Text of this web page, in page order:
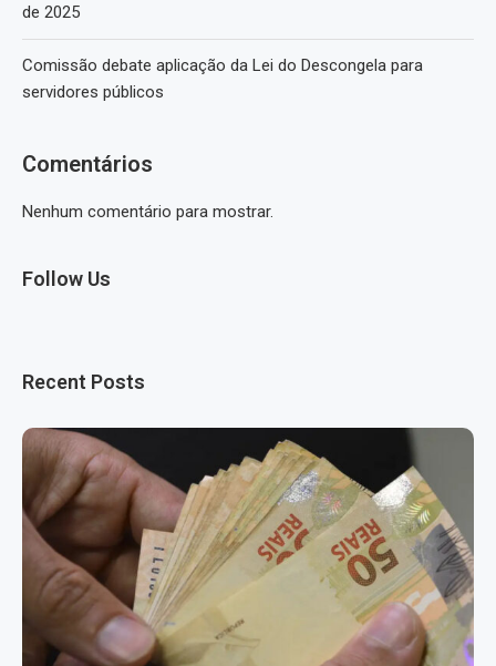
de 2025
Comissão debate aplicação da Lei do Descongela para
servidores públicos
Comentários
Nenhum comentário para mostrar.
Follow Us
Recent Posts